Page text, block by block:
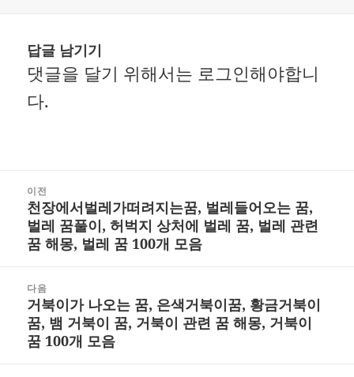
답글 남기기
댓글을 달기 위해서는 로그인해야합니
다.
이전
이
전
천장에서벌레가떠려지는꿈, 벌레들어오는 꿈,
벌레 꿈풀이, 허벅지 상처에 벌레 꿈, 벌레 관련
꿈 해몽, 벌레 꿈 100개 모음
다음
다
음
거북이가 나오는 꿈, 은색거북이꿈, 황금거북이
꿈, 뱀 거북이 꿈, 거북이 관련 꿈 해몽, 거북이
꿈 100개 모음